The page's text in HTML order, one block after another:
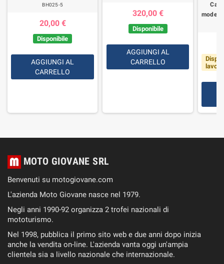
BH025-5
20,00 €
Disponibile
AGGIUNGI AL
CARRELLO
320,00 €
Disponibile
AGGIUNGI AL
CARRELLO
modelli
MOTO GIOVANE SRL
Benvenuti su motogiovane.com
L'azienda Moto Giovane nasce nel 1979.
Negli anni 1990-92 organizza 2 trofei nazionali di
mototurismo.
Nel 1998, pubblica il primo sito web e due anni dopo inizia
anche la vendita on-line. L'azienda vanta oggi un'ampia
clientela sia a livello nazionale che internazionale.